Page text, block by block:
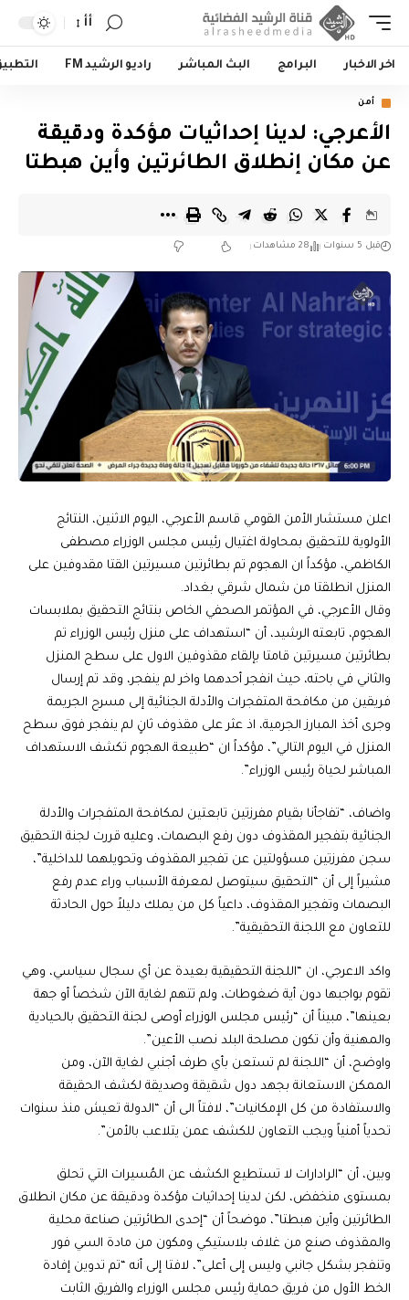
أأ
اخر الاخبار البرامج البث المباشر راديو الرشيد FM
أمن
الأعرجي: لدينا إحداثيات مؤكدة ودقيقة
عن مكان إنطلاق الطائرتين وأين هبطتا
قبل 5 سنوات 28 مشاهدات
اعلن مستشار الأمن القومي قاسم الأعرجي، اليوم الاثنين، النتائج
الأولوية للتحقيق بمحاولة اغتيال رئيس مجلس الوزراء مصطفى
الكاظمي، مؤكداً ان الهجوم تم بطائرتين مسيرتين القتا مقدوفين على
المنزل انطلقتا من شمال شرقي بغداد.
وقال الأعرجي، في المؤتمر الصحفي الخاص بنتائج التحقيق بملابسات
الهجوم، تابعته الرشيد، أن “استهداف على منزل رئيس الوزراء تم
بطائرتين مسيرتين قامتا بإلقاء مقذوفين الاول على سطح المنزل
والثاني في باحته، حيث انفجر أحدهما واخر لم ينفجر، وقد تم إرسال
فريقين من مكافحة المتفجرات والأدلة الجنائية إلى مسرح الجريمة
وجرى أخذ المبارز الجرمية، اذ عثر على مقذوف ثانٍ لم ينفجر فوق سطح
المنزل في اليوم التالي”، مؤكداً ان “طبيعة الهجوم تكشف الاستهداف
المباشر لحياة رئيس الوزراء”.
واضاف، “تفاجأنا بقيام مفرزتين تابعتين لمكافحة المتفجرات والأدلة
الجنائية بتفجير المقذوف دون رفع البصمات، وعليه قررت لجنة التحقيق
سجن مفرزتين مسؤولتين عن تفجير المقذوف وتحويلهما للداخلية”،
مشيراً إلى أن “التحقيق سيتوصل لمعرفة الأسباب وراء عدم رفع
البصمات وتفجير المقذوف، داعياً كل من يملك دليلاً حول الحادثة
للتعاون مع اللجنة التحقيقية”.
واكد الاعرجي، ان “اللجنة التحقيقية بعيدة عن أي سجال سياسي، وهي
تقوم بواجبها دون أية ضغوطات، ولم تتهم لغاية الآن شخصاً أو جهة
بعينها”، مبيناً أن “رئيس مجلس الوزراء أوصى لجنة التحقيق بالحيادية
والمهنية وأن تكون مصلحة البلد نصب الأعين”.
واوضح، أن “اللجنة لم تستعن بأي طرف أجنبي لغاية الآن، ومن
الممكن الاستعانة بجهد دول شقيقة وصديقة لكشف الحقيقة
والاستفادة من كل الإمكانيات”، لافتاً الى أن “الدولة تعيش منذ سنوات
تحدياً أمنياً ويجب التعاون للكشف عمن يتلاعب بالأمن”.
وبين، أن “الرادارات لا تستطيع الكشف عن المُسيرات التي تحلق
بمستوى منخفض، لكن لدينا إحداثيات مؤكدة ودقيقة عن مكان انطلاق
الطائرتين وأين هبطتا”، موضحاً أن “إحدى الطائرتين صناعة محلية
والمقذوف صنع من غلاف بلاستيكي ومكون من مادة السي فور
وتنفجر بشكل جانبي وليس إلى أعلى”، لافتا إلى أنه “تم تدوين إفادة
الخط الأول من فريق حماية رئيس مجلس الوزراء والفريق الثابت